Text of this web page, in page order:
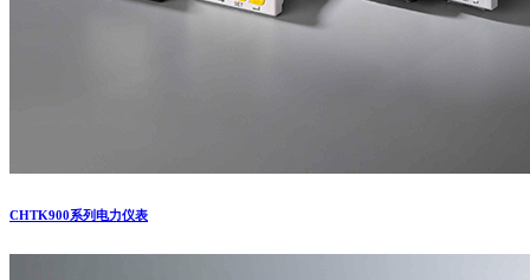
CHTK900系列电力仪表